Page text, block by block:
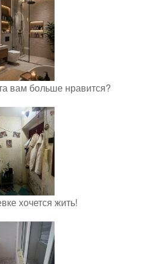
вам больше нравится?
хочется жить!